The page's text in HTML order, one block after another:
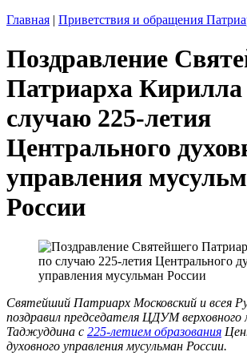
Главная | Приветствия и обращения
Поздравление
Патриарха Кирилла
случаю 225-летия
Центрального
управления
России
Святейший Патриарх Московский и всея
поздравил председателя ЦДУМ
Таджуддина с 225-летием образования
духовного управления мусульман России.